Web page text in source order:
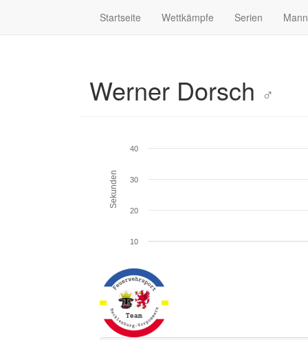
Startseite Wettkämpfe Serien
Werner Dorsch ♂
Sekunden
10
20
30
40